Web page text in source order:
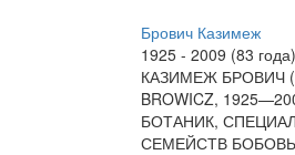
Брович Казимеж
1925 - 2009 (83 года)
КАЗИМЕЖ БРОВИЧ
BROWICZ,
БОТАНИК,
СЕМЕЙСТВ